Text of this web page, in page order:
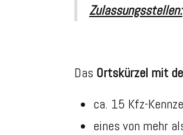
Zulassungsstellen:
Das Ortskürzel mit
ca. 15 Kfz-
eines von mehr